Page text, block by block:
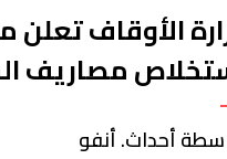
الأوقاف تعلن
مصاريف
أحداث. أنفو